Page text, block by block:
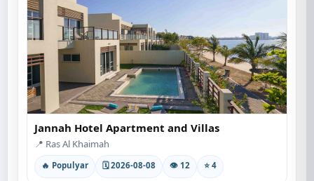
Jannah Hotel Apartment and Villas
📍 Ras Al Khaimah
🔥 Populyar 🗓 2026-08-08 👁 12 ⭐ 4